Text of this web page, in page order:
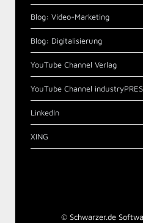
Blog: Video-Marketing
Blog: Digitalisierung
YouTube Channel Verlag
YouTube Channel
LinkedIn
XING
© Schwarzer.de